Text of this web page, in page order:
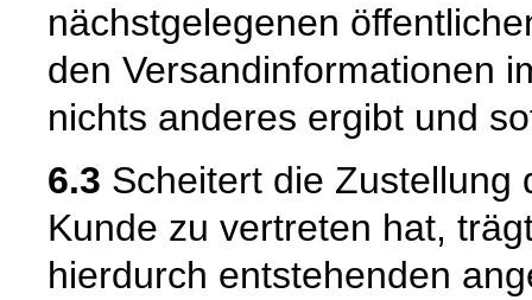
nächstgelegenen
den Versandinformationen
nichts anderes ergibt und
6.3 Scheitert die Zustellung
Kunde zu vertreten hat,
hierdurch entstehenden